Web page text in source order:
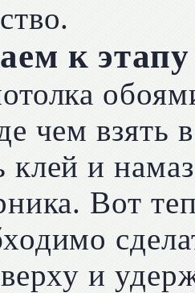
к
чем взять
клей и
Вот
и